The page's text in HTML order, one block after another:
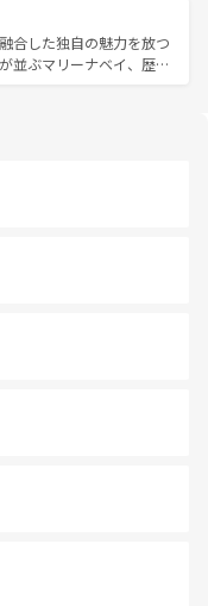
の季節にも異なる楽しみ
の人々、仏教を中心とし
、訪れる旅人を魅了し続
。観光スポットが密集し
るのも魅力。息をのむよ
香港を存分に楽しみ尽く
合した独自の魅力を放つ
並ぶマリーナベイ、歴史
しめる外せないスポット